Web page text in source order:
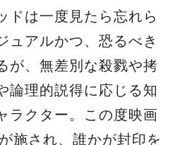
ドは一度見たら忘れら
ュアルかつ、恐るべき
が、無差別な殺戮や拷
論理的説得に応じる知
ラクター。この度映画
施され、誰かが封印を